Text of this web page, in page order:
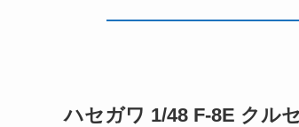
ハセガワ 1/48 F-8E クル